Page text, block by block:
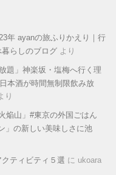
年 ayanの旅ふりかえり｜行
らしのブログ より
題」神楽坂・塩梅へ行く理
本酒が時間無制限飲み放
り
焔山」#東京の外国ごはん
」の新しい美味しさに池
ティビティ５選 に ukoara